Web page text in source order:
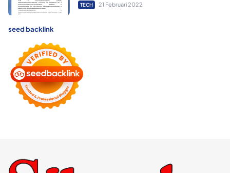
TECH 21 Februari 2022
seed backlink